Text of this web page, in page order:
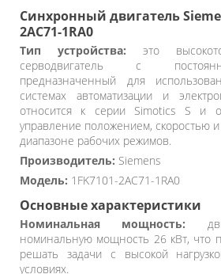
Синхронный двигатель
2AC71-1RA0
Тип устройства: это
серводвигатель с
предназначенный для
системах автоматизации и
относится к серии Simotics S и
управление положением, скоростью
диапазоне рабочих режимов.
Производитель: Siemens
Модель: 1FK7101-2AC71-1RA0
Основные характеристики
Номинальная мощность:
номинальную мощность 26 кВт, что
решать задачи с высокой
условиях.